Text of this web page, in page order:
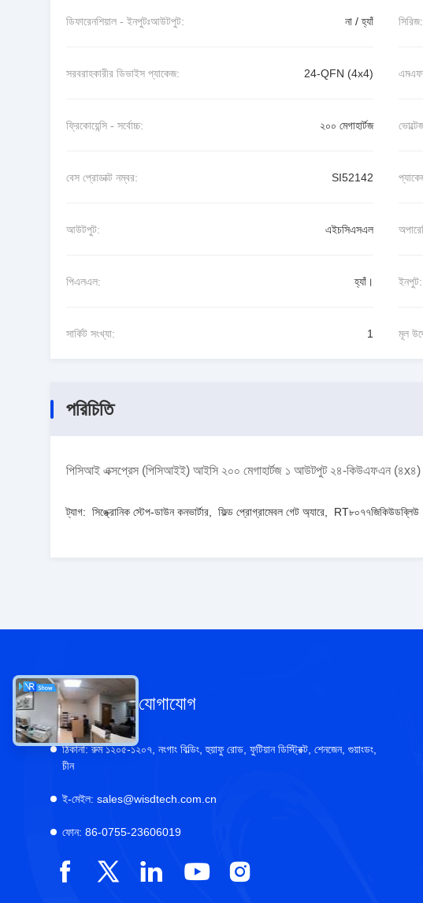
ডিফারেনশিয়াল - ইনপুটঃআউটপুট: না / হ্যাঁ সিরিজ:
সরবরাহকারীর ডিভাইস প্যাকেজ: 24-QFN (4x4)
ফ্রিকোয়েন্সি - সর্বোচ্চ: ২০০ মেগাহার্টজ
বেস প্রোডাক্ট নম্বর: SI52142
আউটপুট: এইচসিএসএল
পিএলএল: হ্যাঁ। ইনপুট:
সার্কিট সংখ্যা: 1 মূল
পরিচিতি
পিসিআই এক্সপ্রেস (পিসিআইই) আইসি ২০০ মেগাহার্টজ ১ আউটপুট ২৪-কিউএফএন (৪x৪)
ট্যাগ: সিঙ্ক্রোনিক স্টেপ-ডাউন কনভার্টার ফিল্ড প্রোগ্রামেবল গেট অ্যারে RT৮০৭৭জিকিউডব্লিউ
আমাদের সাথে যোগাযোগ
ঠিকানা:রুম ১২০৫-১২০৭, নংগাং বিল্ডিং, হুয়াফু রোড, ফুটিয়ান ডিস্ট্রিক্ট, শেনজেন, গুয়াংডং,
চীন
ই-মেইল: sales@wisdtech.com.cn
ফোন: 86-0755-23606019